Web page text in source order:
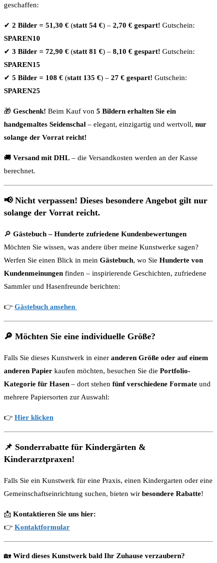
geschaffen:
✔ 2 Bilder = 51,30 € (statt 54 €) – 2,70 € gespart! Gutschein:
SPAREN10
✔ 3 Bilder = 72,90 € (statt 81 €) – 8,10 € gespart! Gutschein:
SPAREN15
✔ 5 Bilder = 108 € (statt 135 €) – 27 € gespart! Gutschein:
SPAREN25
🎁 Geschenk! Beim Kauf von 5 Bildern erhalten Sie ein
handgemaltes Seidenschal – elegant, einzigartig und wertvoll, nur
solange der Vorrat reicht!
🚚 Versand mit DHL – die Versandkosten werden an der Kasse
berechnet.
📢 Nicht verpassen! Dieses besondere Angebot gilt nur
solange der Vorrat reicht.
🔎 Gästebuch – Hunderte zufriedene Kundenbewertungen
Möchten Sie wissen, was andere über meine Kunstwerke sagen?
Werfen Sie einen Blick in mein Gästebuch, wo Sie Hunderte von
Kundenmeinungen finden – inspirierende Geschichten, zufriedene
Sammler und Hasenfreunde berichten:
👉 Gästebuch ansehen
🔎 Möchten Sie eine individuelle Größe?
Falls Sie dieses Kunstwerk in einer anderen Größe oder auf einem
anderen Papier kaufen möchten, besuchen Sie die Portfolio-
Kategorie für Hasen – dort stehen fünf verschiedene Formate und
mehrere Papiersorten zur Auswahl:
👉 Hier klicken
📌 Sonderrabatte für Kindergärten &
Kinderarztpraxen!
Falls Sie ein Kunstwerk für eine Praxis, einen Kindergarten oder eine
Gemeinschaftseinrichtung suchen, bieten wir besondere Rabatte!
📩 Kontaktieren Sie uns hier:
👉 Kontaktformular
🏡 Wird dieses Kunstwerk bald Ihr Zuhause verzaubern?